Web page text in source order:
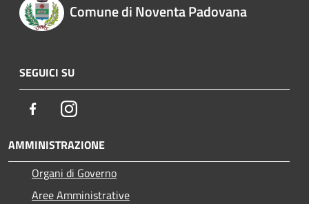
Comune di Noventa Padovana
SEGUICI SU
FacebookInstagram
AMMINISTRAZIONE
Organi di Governo
Aree Amministrative